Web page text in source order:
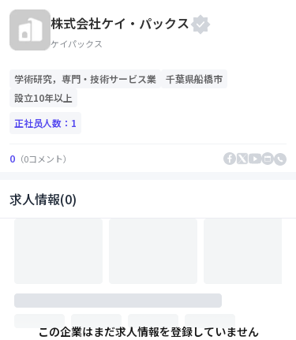
株式会社ケイ・パックス
ケイパックス
学術研究，専門・技術サービス業 千葉県船橋市
設立10年以上
正社员人数： 1
0 （0コメント）
求人情報(0)
この企業はまだ求人情報を登録していません